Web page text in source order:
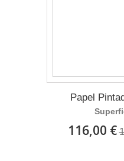
Papel
116,00 €